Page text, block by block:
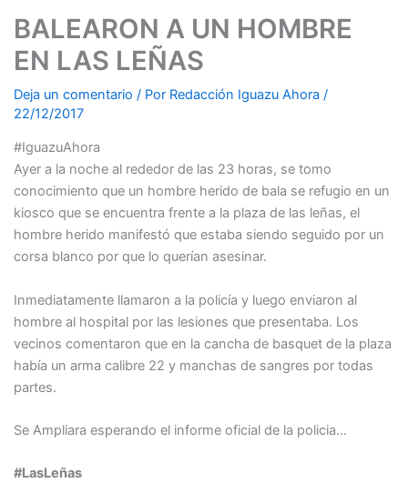
BALEARON A UN HOMBRE
EN LAS LEÑAS
Deja un comentario / Por Redacción Iguazu Ahora /
22/12/2017
#IguazuAhora
Ayer a la noche al rededor de las 23 horas, se tomo
conocimiento que un hombre herido de bala se refugio en un
kiosco que se encuentra frente a la plaza de las leñas, el
hombre herido manifestó que estaba siendo seguido por un
corsa blanco por que lo querían asesinar.
Inmediatamente llamaron a la policía y luego enviaron al
hombre al hospital por las lesiones que presentaba. Los
vecinos comentaron que en la cancha de basquet de la plaza
había un arma calibre 22 y manchas de sangres por todas
partes.
Se Ampliara esperando el informe oficial de la policia…
#LasLeñas